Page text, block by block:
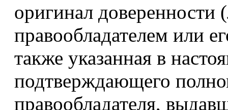
оригинал доверенности
правообладателем или
также указанная в
подтверждающего
правообладателя,